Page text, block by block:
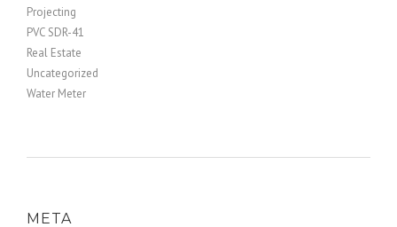
Projecting
PVC SDR-41
Real Estate
Uncategorized
Water Meter
META